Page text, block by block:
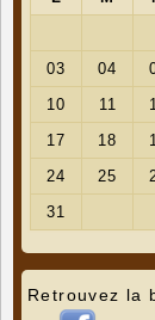
Retrouvez la